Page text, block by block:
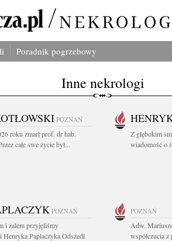
Poradnik pogrzebowy
Inne nekrologi
POZNAŃ
roku zmarł prof. dr hab.
całe swe życie był...
Z głębokim
wiadomość o
POZNAŃ
i żalem przyjęliśmy
Paplaczyka Odszedł
POZNAŃ
Adw.
współczucia